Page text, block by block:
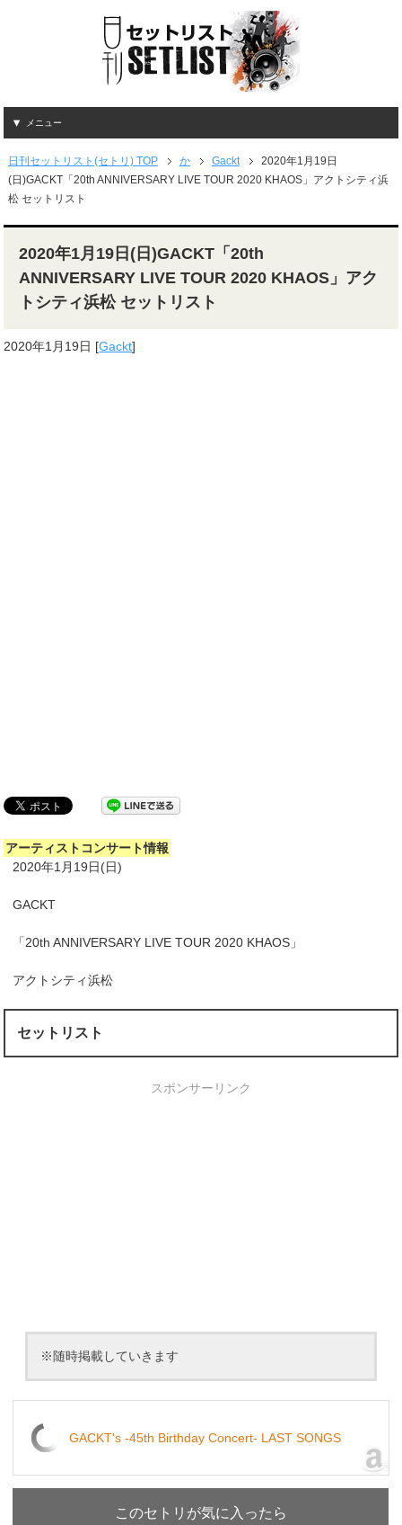
メニュー
日刊セットリスト(セトリ) TOP か Gackt
2020年1月19日
(日)GACKT「20th ANNIVERSARY LIVE TOUR 2020 KHAOS」アクトシティ浜
松 セットリスト
2020年1月19日(日)GACKT「20th
ANNIVERSARY LIVE TOUR 2020 KHAOS」アク
トシティ浜松 セットリスト
2020年1月19日 [Gackt]
アーティストコンサート情報
2020年1月19日(日)
GACKT
「20th ANNIVERSARY LIVE TOUR 2020 KHAOS」
アクトシティ浜松
セットリスト
スポンサーリンク
※随時掲載していきます
GACKT's -45th Birthday Concert- LAST SONGS
このセトリが気に入ったら